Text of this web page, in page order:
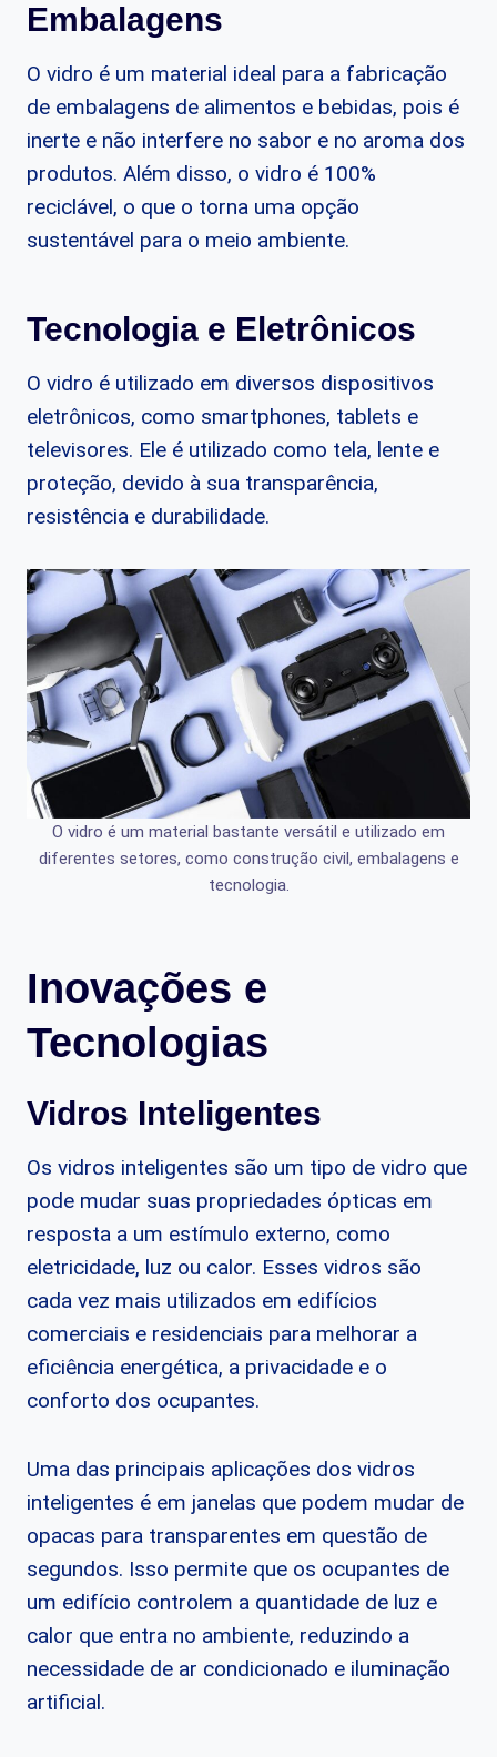
Embalagens
O vidro é um material ideal para a fabricação
de embalagens de alimentos e bebidas, pois é
inerte e não interfere no sabor e no aroma dos
produtos. Além disso, o vidro é 100%
reciclável, o que o torna uma opção
sustentável para o meio ambiente.
Tecnologia e Eletrônicos
O vidro é utilizado em diversos dispositivos
eletrônicos, como smartphones, tablets e
televisores. Ele é utilizado como tela, lente e
proteção, devido à sua transparência,
resistência e durabilidade.
O vidro é um material bastante versátil e utilizado em
diferentes setores, como construção civil, embalagens e
tecnologia.
Inovações e
Tecnologias
Vidros Inteligentes
Os vidros inteligentes são um tipo de vidro que
pode mudar suas propriedades ópticas em
resposta a um estímulo externo, como
eletricidade, luz ou calor. Esses vidros são
cada vez mais utilizados em edifícios
comerciais e residenciais para melhorar a
eficiência energética, a privacidade e o
conforto dos ocupantes.
Uma das principais aplicações dos vidros
inteligentes é em janelas que podem mudar de
opacas para transparentes em questão de
segundos. Isso permite que os ocupantes de
um edifício controlem a quantidade de luz e
calor que entra no ambiente, reduzindo a
necessidade de ar condicionado e iluminação
artificial.